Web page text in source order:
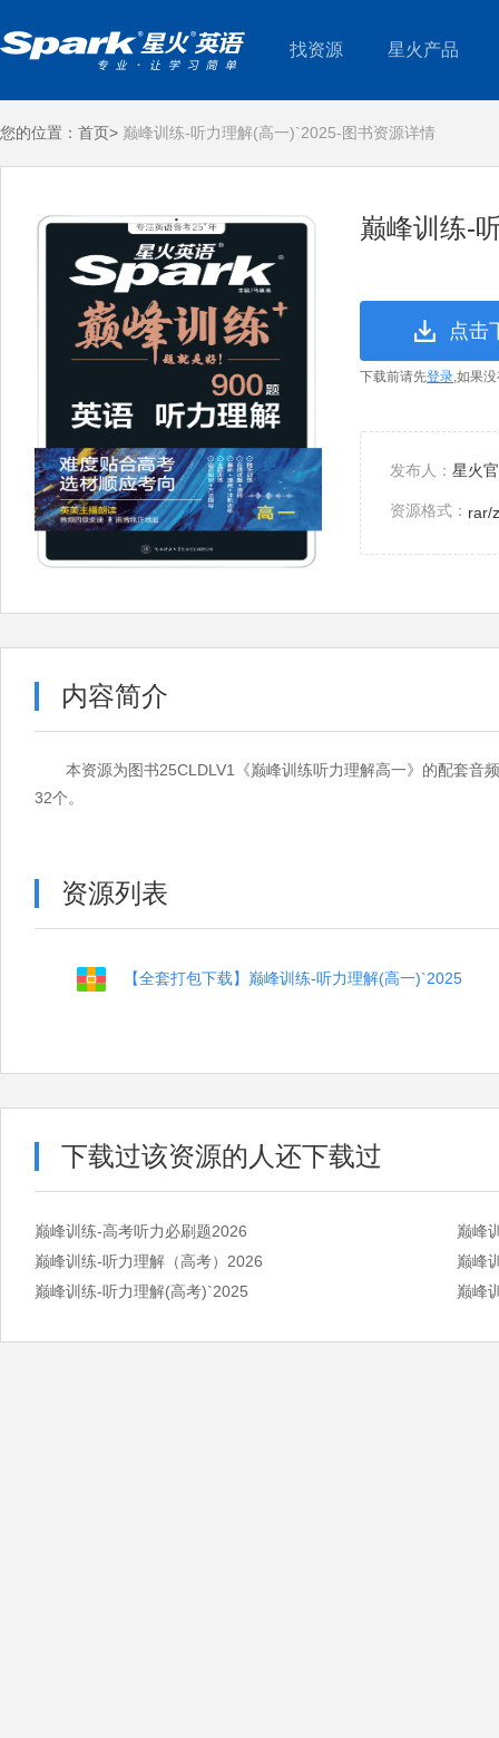
找资源 星火产品
您的位置： 首页> 巅峰训练-听力理解(高一)`2025-图书资源详情
巅峰训练-
点击
下载前请先登录,如果
发布人： 星火
资源格式： rar/
内容简介
本资源为图书25CLDLV1《巅峰训练听力理解高一》的配套音
32个。
资源列表
【全套打包下载】巅峰训练-听力理解(高一)`2025
下载过该资源的人还下载过
巅峰训练-高考听力必刷题2026
巅峰
巅峰训练-听力理解（高考）2026
巅峰
巅峰训练-听力理解(高考)`2025
巅峰